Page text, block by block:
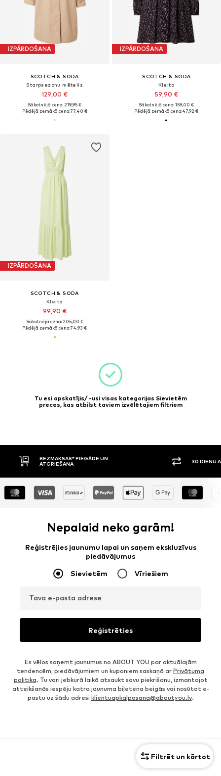
IZPĀRDOŠANA
SCOTCH & SODA
Starpsezonu mētelis
129,00 €
Sākotnējā cena: 219,95 €
Pēdējā zemākā cena:77,40 €
IZPĀRDOŠANA
SCOTCH & SODA
Kleita
59,90 €
Sākotnējā cena: 159,00 €
Pēdējā zemākā cena:47,92 €
IZPĀRDOŠANA
SCOTCH & SODA
Kleita
99,90 €
Sākotnējā cena: 205,00 €
Pēdējā zemākā cena:74,93 €
Tu esi apskatījis/ -usi visas kategorijas Sievietēm
preces, kas atbilst taviem izvēlētajiem filtriem
Filtrēt un kārtot
30 DIENU ATGRIEŠANAS TIESĪBAS APMAKSA
Nepalaid neko garām!
Reģistrējies jaunumu lapai un saņem ekskluzīvus
piedāvājumus
Sievietēm Vīriešiem
Tava e-pasta adrese
Reģistrēties
Es vēlos saņemt jaunumus no ABOUT YOU par aktuālajām
tendencēm, piedāvājumiem un kuponiem saskaņā ar Privātuma
politika. Tu vari jebkurā laikā atsaukt savu piekrišanu, izmantojot
atteikšanās iespēju katra jaunuma biļetena beigās vai nosūtot e-
pastu uz šādu adresi klientuapkalposana@aboutyou.lv.